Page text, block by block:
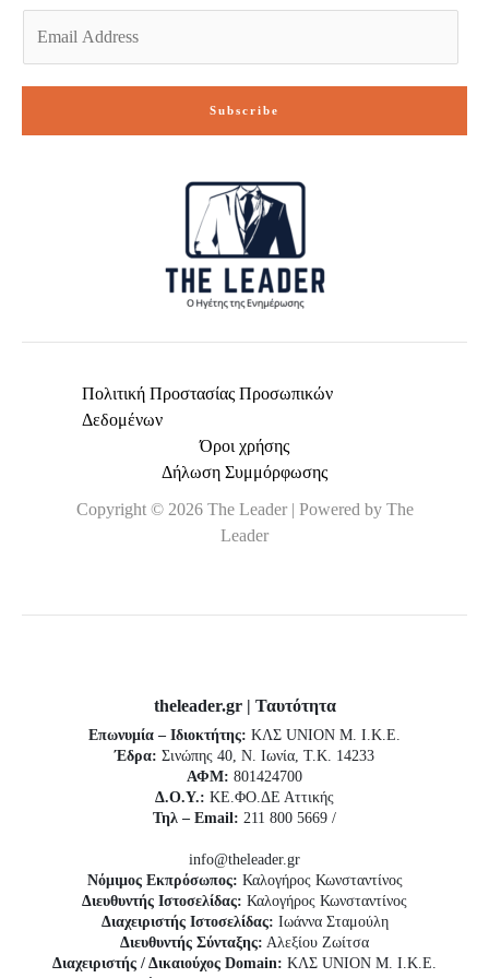
Subscribe
Πολιτική Προστασίας Προσωπικών
Δεδομένων
Όροι χρήσης
Δήλωση Συμμόρφωσης
Copyright © 2026 The Leader | Powered by The
Leader
theleader.gr | Ταυτότητα
Επωνυμία – Ιδιοκτήτης: ΚΛΣ UNION Μ. Ι.Κ.Ε.
Έδρα: Σινώπης 40, Ν. Ιωνία, Τ.Κ. 14233
ΑΦΜ: 801424700
Δ.Ο.Υ.: ΚΕ.ΦΟ.ΔΕ Αττικής
Τηλ – Email: 211 800 5669 /
info@theleader.gr
Νόμιμος Εκπρόσωπος: Καλογήρος Κωνσταντίνος
Διευθυντής Ιστοσελίδας: Καλογήρος Κωνσταντίνος
Διαχειριστής Ιστοσελίδας: Ιωάννα Σταμούλη
Διευθυντής Σύνταξης: Αλεξίου Ζωίτσα
Διαχειριστής / Δικαιούχος Domain: ΚΛΣ UNION Μ. Ι.Κ.Ε.